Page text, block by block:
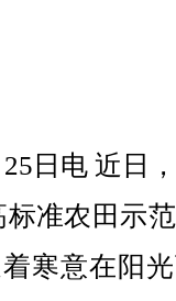
日电 近日
准农田示
寒意在阳